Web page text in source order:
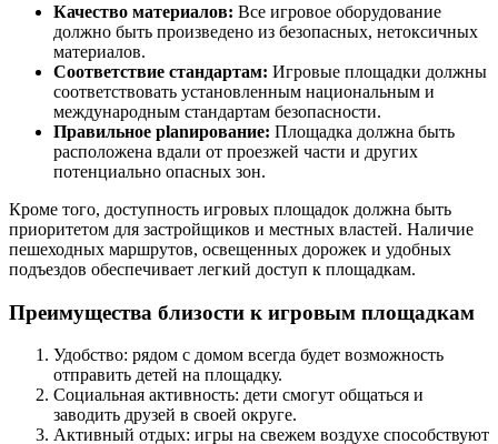
Качество материалов: Все игровое оборудование
должно быть произведено из безопасных, нетоксичных
материалов.
Соответствие стандартам: Игровые площадки должны
соответствовать установленным национальным и
международным стандартам безопасности.
Правильное planирование: Площадка должна быть
расположена вдали от проезжей части и других
потенциально опасных зон.
Кроме того, доступность игровых площадок должна быть
приоритетом для застройщиков и местных властей. Наличие
пешеходных маршрутов, освещенных дорожек и удобных
подъездов обеспечивает легкий доступ к площадкам.
Преимущества близости к игровым площадкам
Удобство: рядом с домом всегда будет возможность
отправить детей на площадку.
Социальная активность: дети смогут общаться и
заводить друзей в своей округе.
Активный отдых: игры на свежем воздухе способствуют